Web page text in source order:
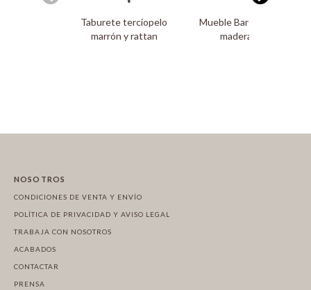
Taburete terciopelo
marrón y rattan
Mueble Bar giratorio de
madera Nogal
NOSOTROS
CONDICIONES DE VENTA Y ENVÍO
POLÍTICA DE PRIVACIDAD Y AVISO LEGAL
TRABAJA CON NOSOTROS
ACABADOS
CONTACTAR
PRENSA